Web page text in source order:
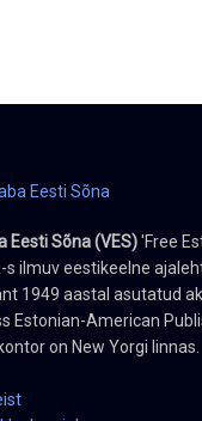
Eesti Sõna (VES)'Free
s ilmuv eestikeelne
1949 aastal asutatud
Estonian-American
on New Yorgi linnas.